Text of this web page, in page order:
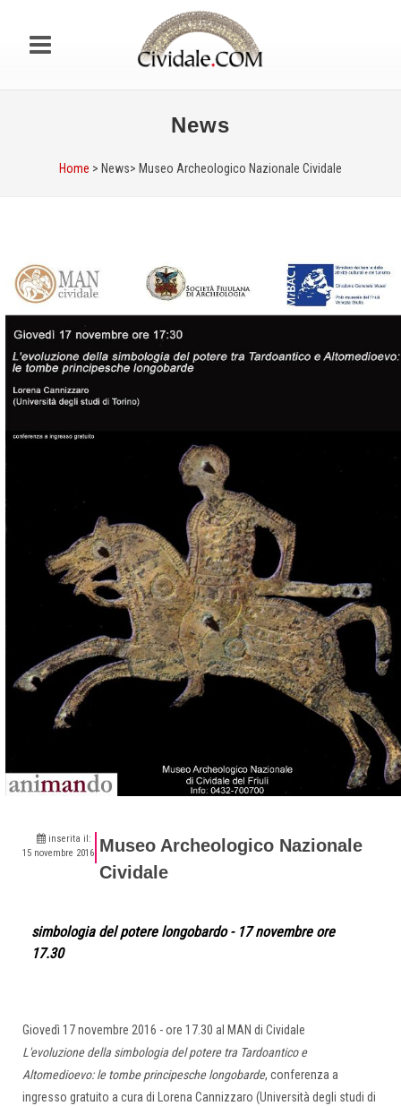
News
Home > News> Museo Archeologico Nazionale Cividale
inserita il:
15 novembre 2016 Museo Archeologico Nazionale
Cividale
simbologia del potere longobardo - 17 novembre ore
17.30
Giovedì 17 novembre 2016 - ore 17.30 al MAN di Cividale
L'evoluzione della simbologia del potere tra Tardoantico e
Altomedioevo: le tombe principesche longobarde, conferenza a
ingresso gratuito a cura di Lorena Cannizzaro (Università degli studi di